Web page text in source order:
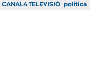
CANAL4 TELEVISIÓ politica